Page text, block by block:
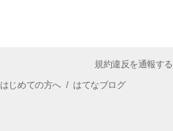
規約違反を通報する
はじめての方へ/ はてなブログ